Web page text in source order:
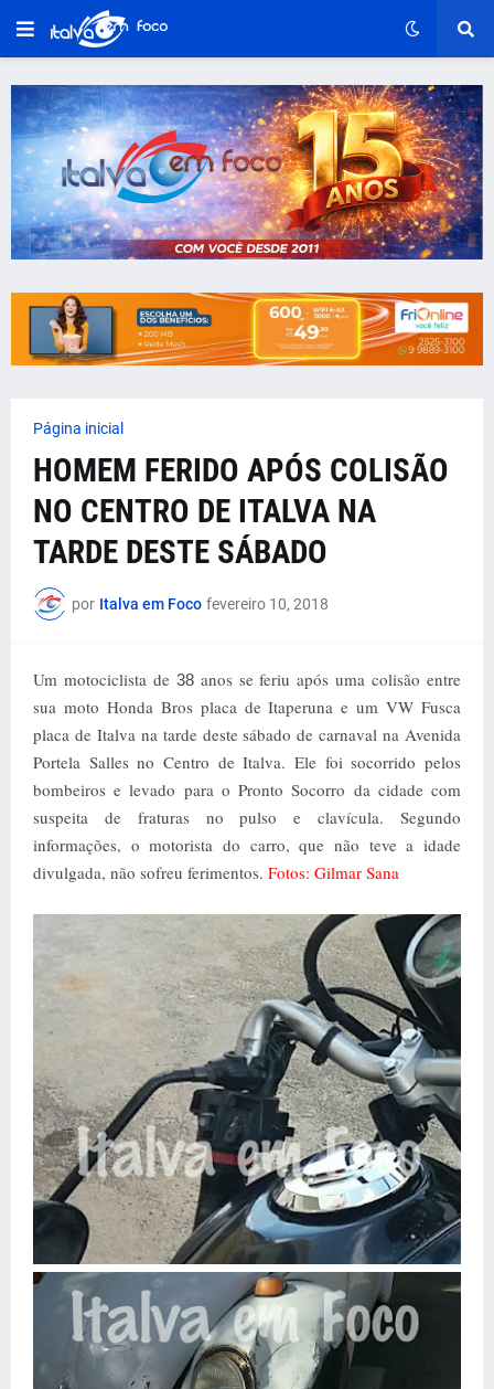
Página inicial
HOMEM FERIDO APÓS COLISÃO
NO CENTRO DE ITALVA NA
TARDE DESTE SÁBADO
por Italva em Foco fevereiro 10, 2018
Um motociclista de 38anos se feriu após uma colisão entre
sua moto Honda Bros placa de Itaperuna e um VW Fusca
placa de Italva na tarde deste sábado de carnaval na Avenida
Portela Salles no Centro de Italva. Ele foi socorrido pelos
bombeiros e levado para o Pronto Socorro da cidade com
suspeita de fraturas no pulso e clavícula. Segundo
informações, o motorista do carro, que não teve a idade
divulgada, não sofreu ferimentos. Fotos: Gilmar Sana